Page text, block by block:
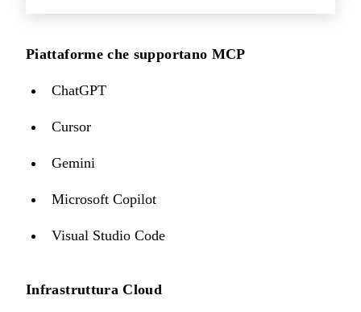
Piattaforme che supportano MCP
ChatGPT
Cursor
Gemini
Microsoft Copilot
Visual Studio Code
Infrastruttura Cloud